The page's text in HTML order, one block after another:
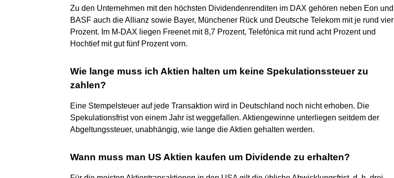
Zu den Unternehmen mit den höchsten Dividendenrenditen im DAX gehören neben Eon und
BASF auch die Allianz sowie Bayer, Münchener Rück und Deutsche Telekom mit je rund vier
Prozent. Im M-DAX liegen Freenet mit 8,7 Prozent, Telefónica mit rund acht Prozent und
Hochtief mit gut fünf Prozent vorn.
Wie lange muss ich Aktien halten um keine Spekulationssteuer zu
zahlen?
Eine Stempelsteuer auf jede Transaktion wird in Deutschland noch nicht erhoben. Die
Spekulationsfrist von einem Jahr ist weggefallen. Aktiengewinne unterliegen seitdem der
Abgeltungssteuer, unabhängig, wie lange die Aktien gehalten werden.
Wann muss man US Aktien kaufen um Dividende zu erhalten?